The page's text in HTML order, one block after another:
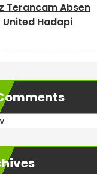
Terancam Absen
Hadapi